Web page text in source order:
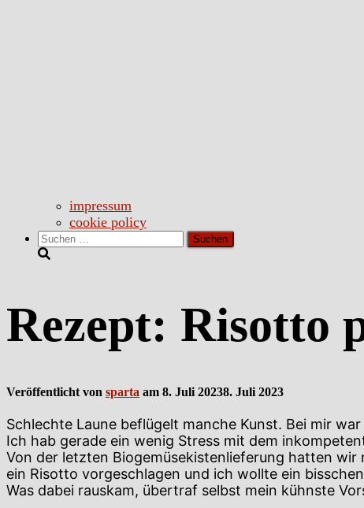
impressum
cookie policy
Suchen
nach:
Rezept: Risotto
Veröffentlicht von sparta am 8. Juli 20238. Juli 2023
Schlechte Laune beflügelt manche Kunst. Bei mir
Ich hab gerade ein wenig Stress mit dem
Von der letzten Biogemüsekistenlieferung hatten
ein Risotto vorgeschlagen und ich wollte ein
Was dabei rauskam, übertraf selbst mein kühnste